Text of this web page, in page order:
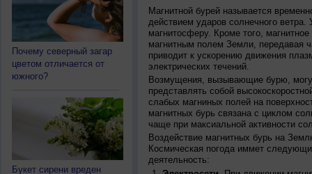
Почему северный загар
цветом отличается от
южного?
Букет сирени вреден
Магнитной бурей называется
действием ударов солнечного ветра.
магнитосферу. Кроме того,
магнитным полем Земли, передавая
приводит к ускорению движения
электрических течений.
Возмущения, вызывающие бурю,
представлять собой
слабых магниных полей на
магнитных бурь связана с циклом
чаще при максиальной активности
Воздействие магнитных бурь на
Космическая погода иммет
деятельность: